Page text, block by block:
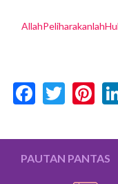
PAUTAN PANTAS